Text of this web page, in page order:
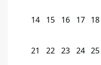
14 15 16 17 18
21 22 23 24 25